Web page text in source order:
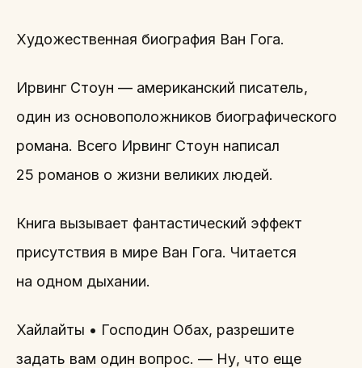
Художественная биография Ван Гога.
Ирвинг Стоун — американский писатель,
один из основоположников биографического
романа. Всего Ирвинг Стоун написал
25 романов о жизни великих людей.
Книга вызывает фантастический эффект
присутствия в мире Ван Гога. Читается
на одном дыхании.
Хайлайты • Господин Обах, разрешите
задать вам один вопрос. — Ну, что еще